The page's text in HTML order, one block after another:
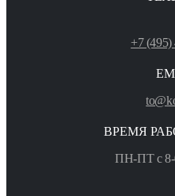
+7 (495)
ВРЕМЯ
ПН-ПТ с 8-